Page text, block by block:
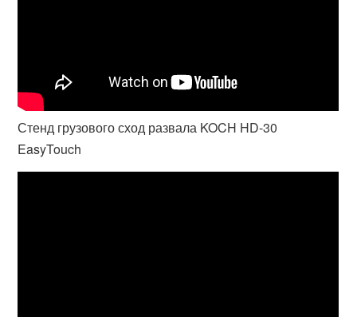
Стенд грузового сход развала KOCH HD-30
EasyTouch